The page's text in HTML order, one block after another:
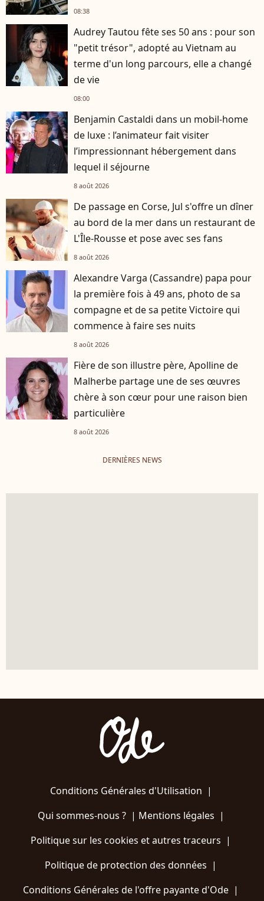
08:38
Audrey Tautou fête ses 50 ans : pour son
"petit trésor", adopté au Vietnam au
terme d'un long parcours, elle a changé
de vie
08:00
Benjamin Castaldi dans un mobil-home
de luxe : l’animateur fait visiter
l’impressionnant hébergement dans
lequel il séjourne
8 août 2026
De passage en Corse, Jul s'offre un dîner
au bord de la mer dans un restaurant de
L'Île-Rousse et pose avec ses fans
8 août 2026
Alexandre Varga (Cassandre) papa pour
la première fois à 49 ans, photo de sa
compagne et de sa petite Victoire qui
commence à faire ses nuits
8 août 2026
Fière de son illustre père, Apolline de
Malherbe partage une de ses œuvres
chère à son cœur pour une raison bien
particulière
8 août 2026
DERNIÈRES NEWS
Conditions Générales d'Utilisation |
Qui sommes-nous ?| Mentions légales |
Politique sur les cookies et autres traceurs |
Politique de protection des données |
Conditions Générales de l'offre payante d'Ode |